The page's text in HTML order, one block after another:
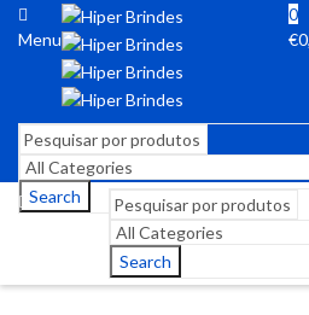
Menu
0
€
Search
Search